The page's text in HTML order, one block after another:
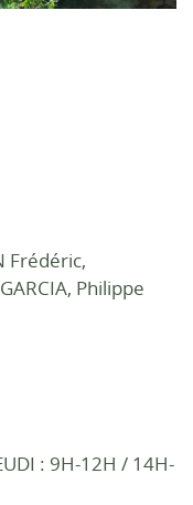
Frédéric,
Philippe
: 9H-12H / 14H-